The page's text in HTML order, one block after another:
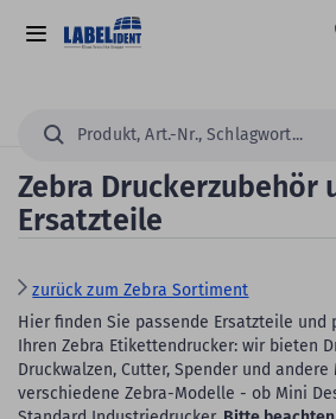
Hauptinhalt
springen
Alle
Suchen...
Zebra Druckerzubehör
Ersatzteile
zurück zum Zebra Sortiment
Hier finden Sie passende Ersatzteile und
Ihren Zebra Etikettendrucker: wir bieten
Druckwalzen, Cutter, Spender und
verschiedene Zebra-Modelle - ob Mini